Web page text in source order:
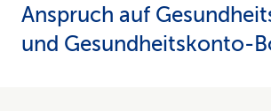
Anspruch auf
und Gesundheitskonto-